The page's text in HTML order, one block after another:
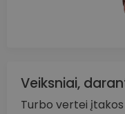
Veiksniai,
Turbo vertei